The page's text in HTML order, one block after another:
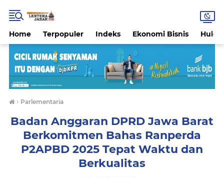
Home Terpopuler Indeks Ekonomi Bisnis
› Parlementaria
Badan Anggaran DPRD Jawa Barat
Berkomitmen Bahas Ranperda
P2APBD 2025 Tepat Waktu dan
Berkualitas